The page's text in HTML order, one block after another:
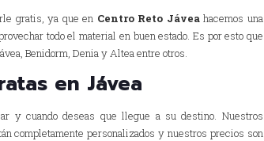
gratis, ya que en Centro Reto Jáveahacemos una
todo el material en buen estado. Es por esto que
Benidorm, Denia y Altea entre otros.
en Jávea
y cuando deseas que llegue a su destino. Nuestros
completamente personalizados y nuestros precios son